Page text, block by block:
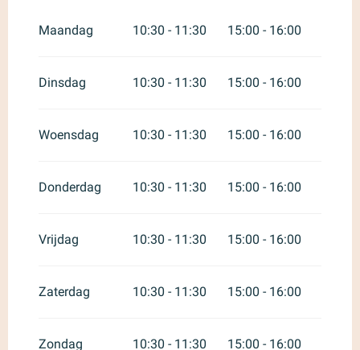
2026
december 2026
Maandag 10:30 - 11:30 15:00 - 16:00
Dinsdag 10:30 - 11:30 15:00 - 16:00
Woensdag 10:30 - 11:30 15:00 - 16:00
Donderdag 10:30 - 11:30 15:00 - 16:00
Vrijdag 10:30 - 11:30 15:00 - 16:00
Zaterdag 10:30 - 11:30 15:00 - 16:00
Zondag 10:30 - 11:30 15:00 - 16:00